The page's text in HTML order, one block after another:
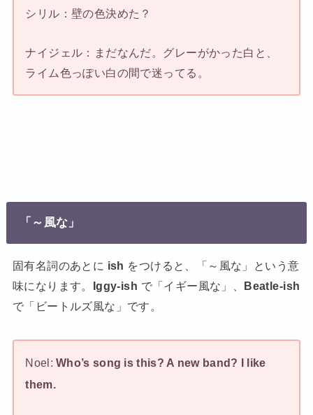
シリル：壁の色決めた？
ナイジェル：まだなんだ。グレーがかった白と、
ライム色っぽい白の間で迷ってる。
「～風な」
固有名詞のあとに ish をつけると、「～風な」という意
味になります。 Iggy-ish で「イギー風な」、 Beatle-ish
で「ビートルズ風な」です。
Noel:Who’s song is this? A new band? I like
them.